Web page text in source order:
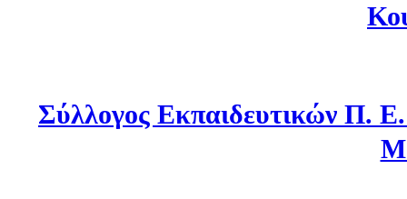
Σύλλογος Εκπαιδευτικών Π.